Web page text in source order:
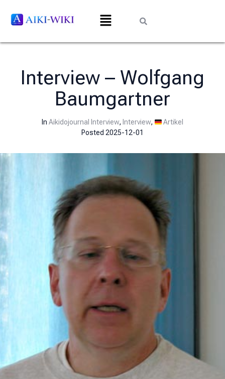
Interview – Wolfgang
Baumgartner
In Aikidojournal Interview, Interview,
Artikel
Posted 2025-12-01